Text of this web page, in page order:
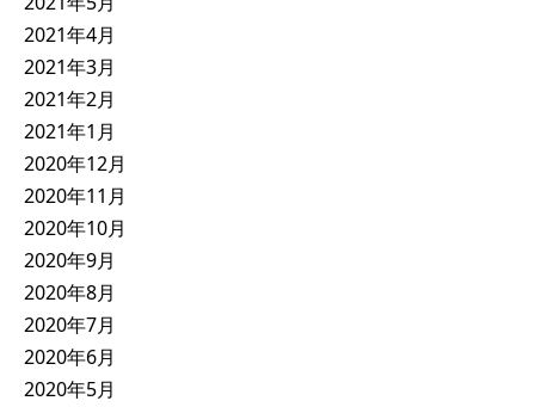
2021年4月
2021年3月
2021年2月
2021年1月
2020年12月
2020年11月
2020年10月
2020年9月
2020年8月
2020年7月
2020年6月
2020年5月